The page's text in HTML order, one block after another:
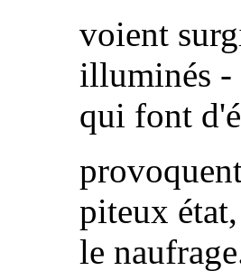
voient
illuminés -
qui font
piteux
le